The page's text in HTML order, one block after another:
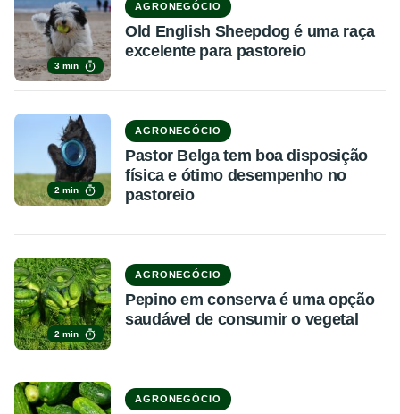
3 min
AGRONEGÓCIO
Old English Sheepdog é uma raça
excelente para pastoreio
2 min
AGRONEGÓCIO
Pastor Belga tem boa disposição
física e ótimo desempenho no
pastoreio
2 min
AGRONEGÓCIO
Pepino em conserva é uma opção
saudável de consumir o vegetal
AGRONEGÓCIO